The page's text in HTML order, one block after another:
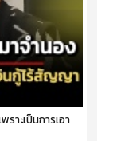
าะเป็นการเอา